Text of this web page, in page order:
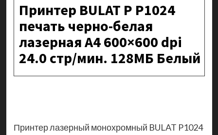
Принтер BULAT P P1024
печать черно-белая
лазерная A4 600×600 dpi
24.0 стр/мин. 128МБ Белый
Принтер лазерный монохромный BULAT P1024